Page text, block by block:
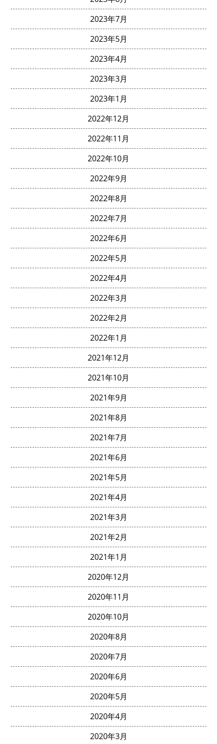
2023年7月
2023年5月
2023年4月
2023年3月
2023年1月
2022年12月
2022年11月
2022年10月
2022年9月
2022年8月
2022年7月
2022年6月
2022年5月
2022年4月
2022年3月
2022年2月
2022年1月
2021年12月
2021年10月
2021年9月
2021年8月
2021年7月
2021年6月
2021年5月
2021年4月
2021年3月
2021年2月
2021年1月
2020年12月
2020年11月
2020年10月
2020年8月
2020年7月
2020年6月
2020年5月
2020年4月
2020年3月